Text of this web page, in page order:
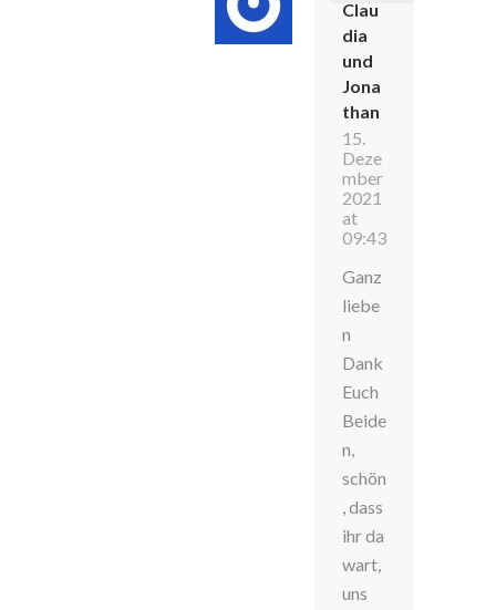
Clau
dia
und
Jona
than
15.
Deze
mber
2021
at
09:43
Ganz
liebe
n
Dank
Euch
Beide
n,
schön
, dass
ihr da
wart,
uns